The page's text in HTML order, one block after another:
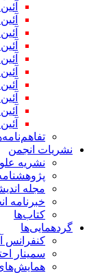
نشریات انجمن
نشریه
مجله
خبرنامه
کتاب‌ها
گردهمایی‌ها
کنفرانس
سمینار